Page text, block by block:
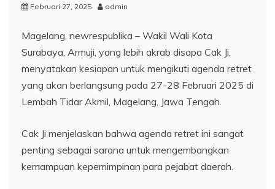
Februari 27, 2025 admin
Magelang, newrespublika – Wakil Wali Kota
Surabaya, Armuji, yang lebih akrab disapa Cak Ji,
menyatakan kesiapan untuk mengikuti agenda retret
yang akan berlangsung pada 27-28 Februari 2025 di
Lembah Tidar Akmil, Magelang, Jawa Tengah.
Cak Ji menjelaskan bahwa agenda retret ini sangat
penting sebagai sarana untuk mengembangkan
kemampuan kepemimpinan para pejabat daerah.